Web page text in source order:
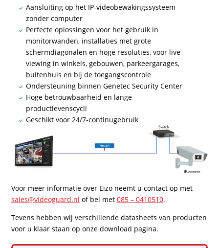
Aansluiting op het IP-videobewakingssysteem
zonder computer
Perfecte oplossingen voor het gebruik in
monitorwanden, installaties met grote
schermdiagonalen en hoge resoluties, voor live
viewing in winkels, gebouwen, parkeergarages,
buitenhuis en bij de toegangscontrole
Ondersteuning binnen Genetec Security Center
Hoge betrouwbaarheid en lange
productlevenscycli
Geschikt voor 24/7-continugebruik
Voor meer informatie over Eizo neemt u contact op met
sales@videoguard.nl of bel met085 – 0410510.
Tevens hebben wij verschillende datasheets van producten
voor u klaar staan op onze download pagina.